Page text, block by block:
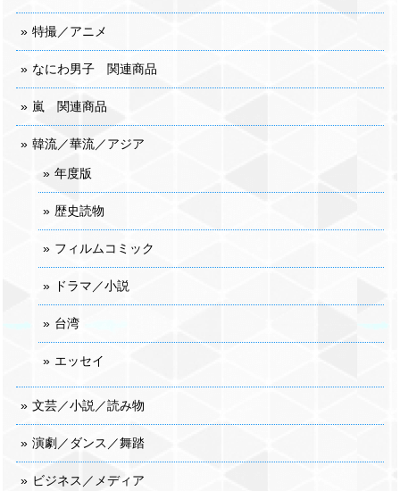
特撮／アニメ
なにわ男子 関連商品
嵐 関連商品
韓流／華流／アジア
年度版
歴史読物
フィルムコミック
ドラマ／小説
台湾
エッセイ
文芸／小説／読み物
演劇／ダンス／舞踏
ビジネス／メディア